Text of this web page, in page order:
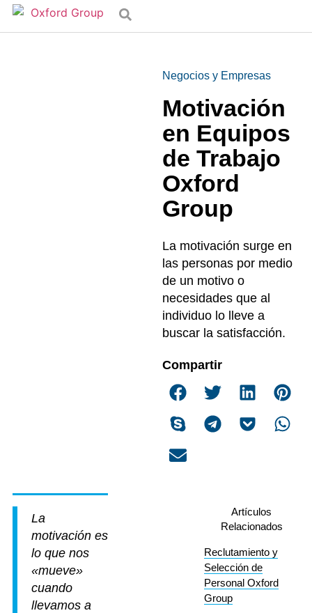
Negocios y Empresas
Motivación
en Equipos
de Trabajo
Oxford
Group
La motivación surge en
las personas por medio
de un motivo o
necesidades que al
individuo lo lleve a
buscar la satisfacción.
Compartir
La
motivación es
lo que nos
«mueve»
cuando
llevamos a
Artículos
Relacionados
Reclutamiento y
Selección de
Personal Oxford
Group